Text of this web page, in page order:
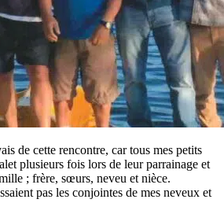
de cette rencontre, car tous mes petits
plusieurs fois lors de leur parrainage et
; frère, sœurs, neveu et nièce.
pas les conjointes de mes neveux et